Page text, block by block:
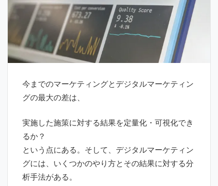
今までのマーケティングとデジタルマーケティン
グの最大の差は、
実施した施策に対する結果を定量化・可視化でき
るか？
という点にある。そして、デジタルマーケティン
グには、いくつかのやり方とその結果に対する分
析手法がある。